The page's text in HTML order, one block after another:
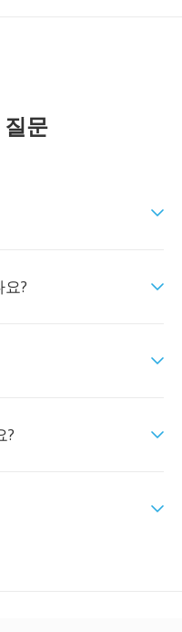
문
?
?